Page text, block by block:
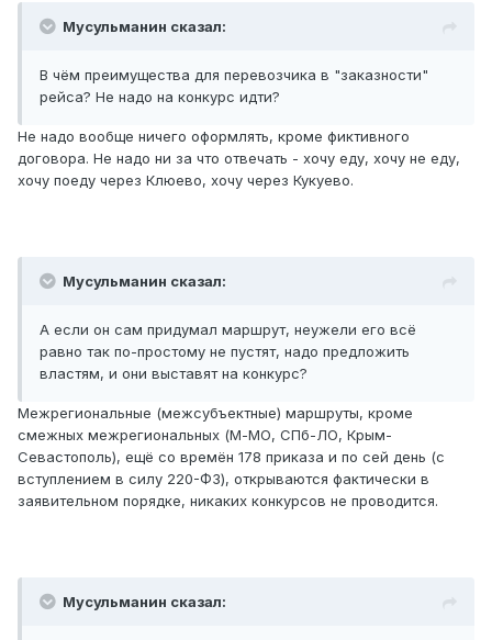
Мусульманин сказал:
В чём преимущества для перевозчика в "заказности"
рейса? Не надо на конкурс идти?
Не надо вообще ничего оформлять, кроме фиктивного
договора. Не надо ни за что отвечать - хочу еду, хочу не еду,
хочу поеду через Клюево, хочу через Кукуево.
Мусульманин сказал:
А если он сам придумал маршрут, неужели его всё
равно так по-простому не пустят, надо предложить
властям, и они выставят на конкурс?
Межрегиональные (межсубъектные) маршруты, кроме
смежных межрегиональных (М-МО, СПб-ЛО, Крым-
Севастополь), ещё со времён 178 приказа и по сей день (с
вступлением в силу 220-ФЗ), открываются фактически в
заявительном порядке, никаких конкурсов не проводится.
Мусульманин сказал: